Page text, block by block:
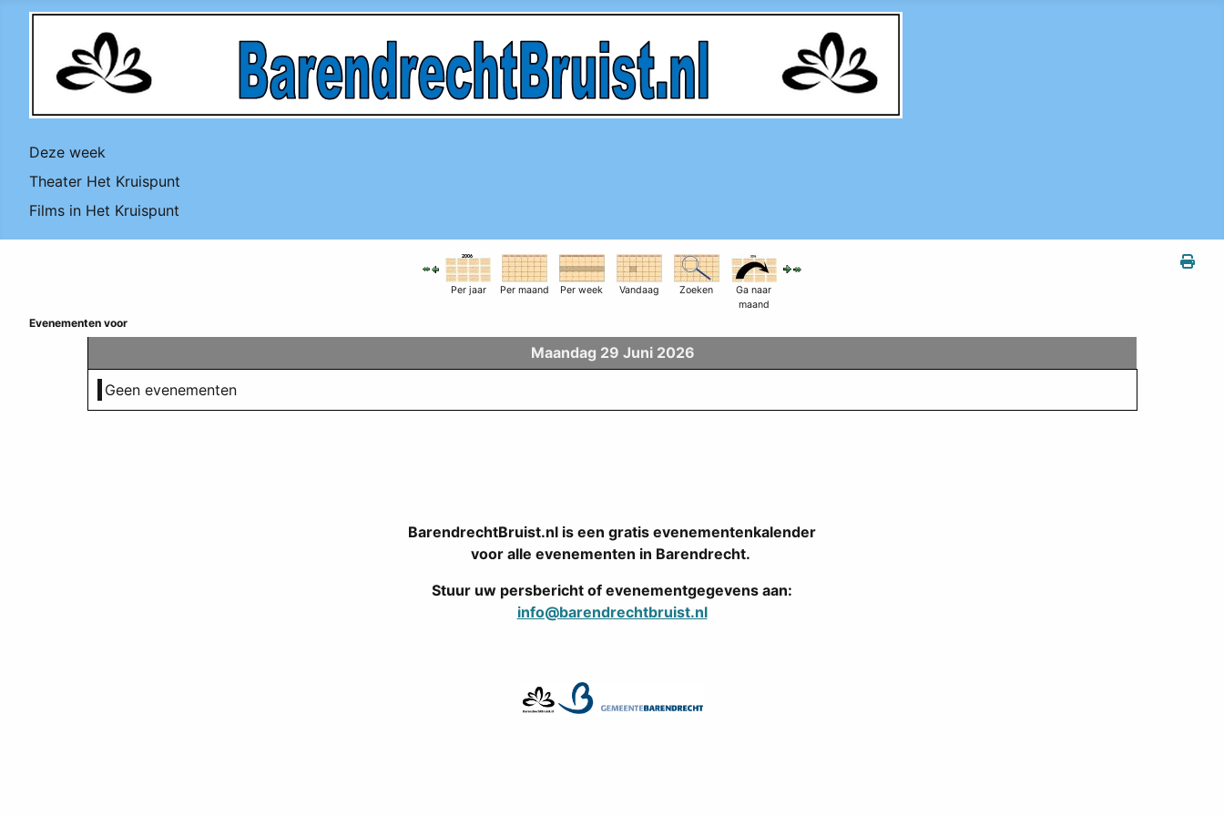
Deze week
Theater Het Kruispunt
Films in Het Kruispunt
Per jaar Per maand Per week Vandaag Zoeken
Ga naar
maand
Evenementen voor
Maandag 29 Juni 2026
Geen evenementen
BarendrechtBruist.nl is een gratis evenementenkalender
voor alle evenementen in Barendrecht.
Stuur uw persbericht of evenementgegevens aan:
info@barendrechtbruist.nl